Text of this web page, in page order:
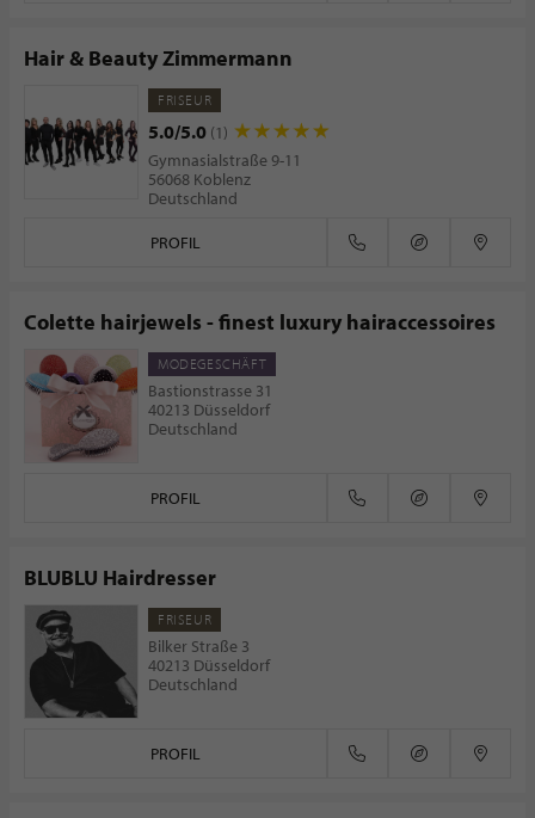
Hair & Beauty Zimmermann
FRISEUR
5.0/5.0 (1)
Gymnasialstraße 9-11
56068 Koblenz
Deutschland
PROFIL
Colette hairjewels - finest luxury hairaccessoires
MODEGESCHÄFT
Bastionstrasse 31
40213 Düsseldorf
Deutschland
PROFIL
BLUBLU Hairdresser
FRISEUR
Bilker Straße 3
40213 Düsseldorf
Deutschland
PROFIL